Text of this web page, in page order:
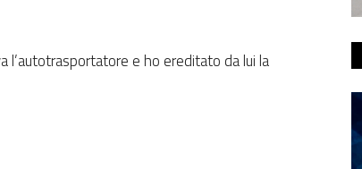
l’autotrasportatore e ho ereditato da lui la